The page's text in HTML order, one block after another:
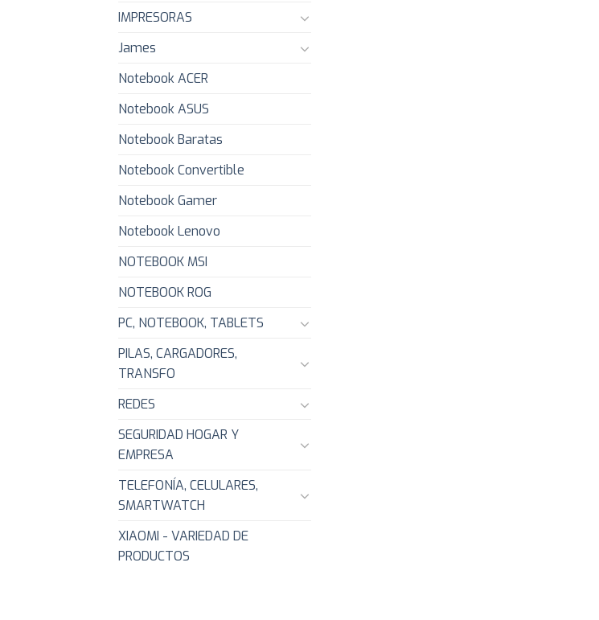
IMPRESORAS
James
Notebook ACER
Notebook ASUS
Notebook Baratas
Notebook Convertible
Notebook Gamer
Notebook Lenovo
NOTEBOOK MSI
NOTEBOOK ROG
PC, NOTEBOOK, TABLETS
PILAS, CARGADORES,
TRANSFO
REDES
SEGURIDAD HOGAR Y
EMPRESA
TELEFONÍA, CELULARES,
SMARTWATCH
XIAOMI - VARIEDAD DE
PRODUCTOS